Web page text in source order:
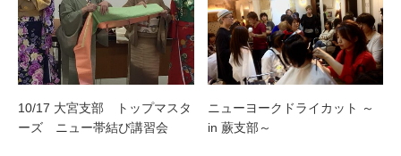
10/17 大宮支部 トップマスタ
ーズ ニュー帯結び講習会
ニューヨークドライカット ～
in 蕨支部～